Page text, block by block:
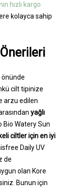
hızlı kargo
kolayca sahip
cilt tipinize
arzu edilen
yağlı
Bio Watery Sun
ciltler için en iyi
Daily UV
de
olan Kore
Bunun için